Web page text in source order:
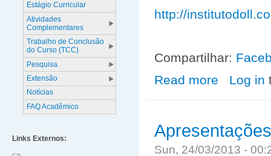
Estágio Curricular
Atividades
Complementares
Trabalho de Conclusão
do Curso (TCC)
Pesquisa
Extensão
Notícias
FAQ Acadêmico
Links Externos:
http://
Compartilhar:
Read more about
Log in
Sun, 24/03/2013 -